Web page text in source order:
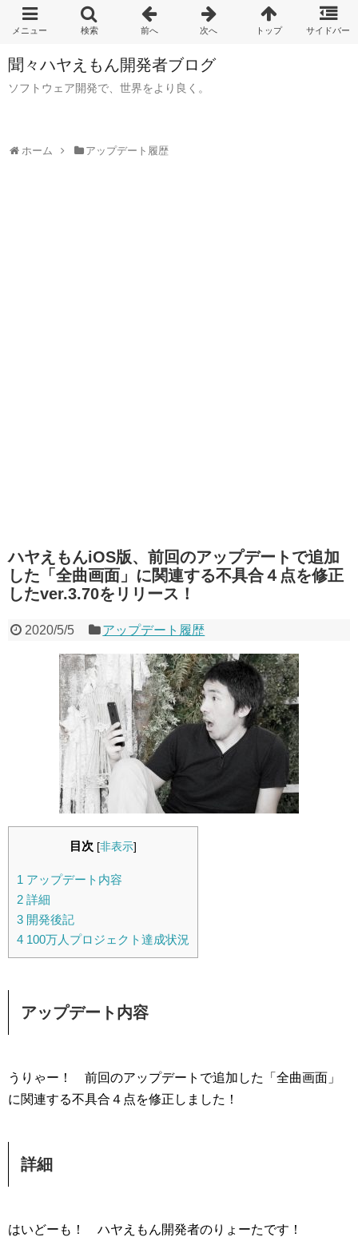
聞々ハヤえもん開発者ブログ
ソフトウェア開発で、世界をより良く。
ホーム アップデート履歴
ハヤえもんiOS版、前回のアップデートで追加
した「全曲画面」に関連する不具合４点を修正
したver.3.70をリリース！
2020/5/5 アップデート履歴
目次 [非表示]
1 アップデート内容
2 詳細
3 開発後記
4 100万人プロジェクト達成状況
アップデート内容
うりゃー！ 前回のアップデートで追加した「全曲画面」
に関連する不具合４点を修正しました！
詳細
はいどーも！ ハヤえもん開発者のりょーたです！